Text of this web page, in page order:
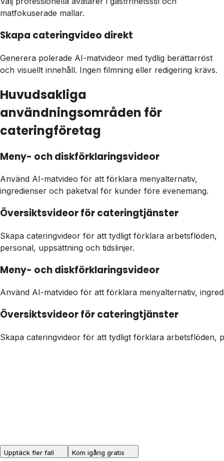
matfokuserade mallar.
Skapa cateringvideo direkt
Generera polerade AI-matvideor med tydlig berättarröst
och visuellt innehåll. Ingen filmning eller redigering krävs.
Huvudsakliga
användningsområden för
cateringföretag
Meny- och diskförklaringsvideor
Använd AI-matvideo för att förklara menyalternativ,
ingredienser och paketval för kunder före evenemang.
Översiktsvideor för cateringtjänster
Skapa cateringvideor för att tydligt förklara arbetsflöden,
personal, uppsättning och tidslinjer.
Meny- och diskförklaringsvideor
Använd AI-matvideo för att förklara menyalternativ,
Översiktsvideor för cateringtjänster
Skapa cateringvideor för att tydligt förklara arbetsflöden,
Upptäck fler fall Kom igång gratis